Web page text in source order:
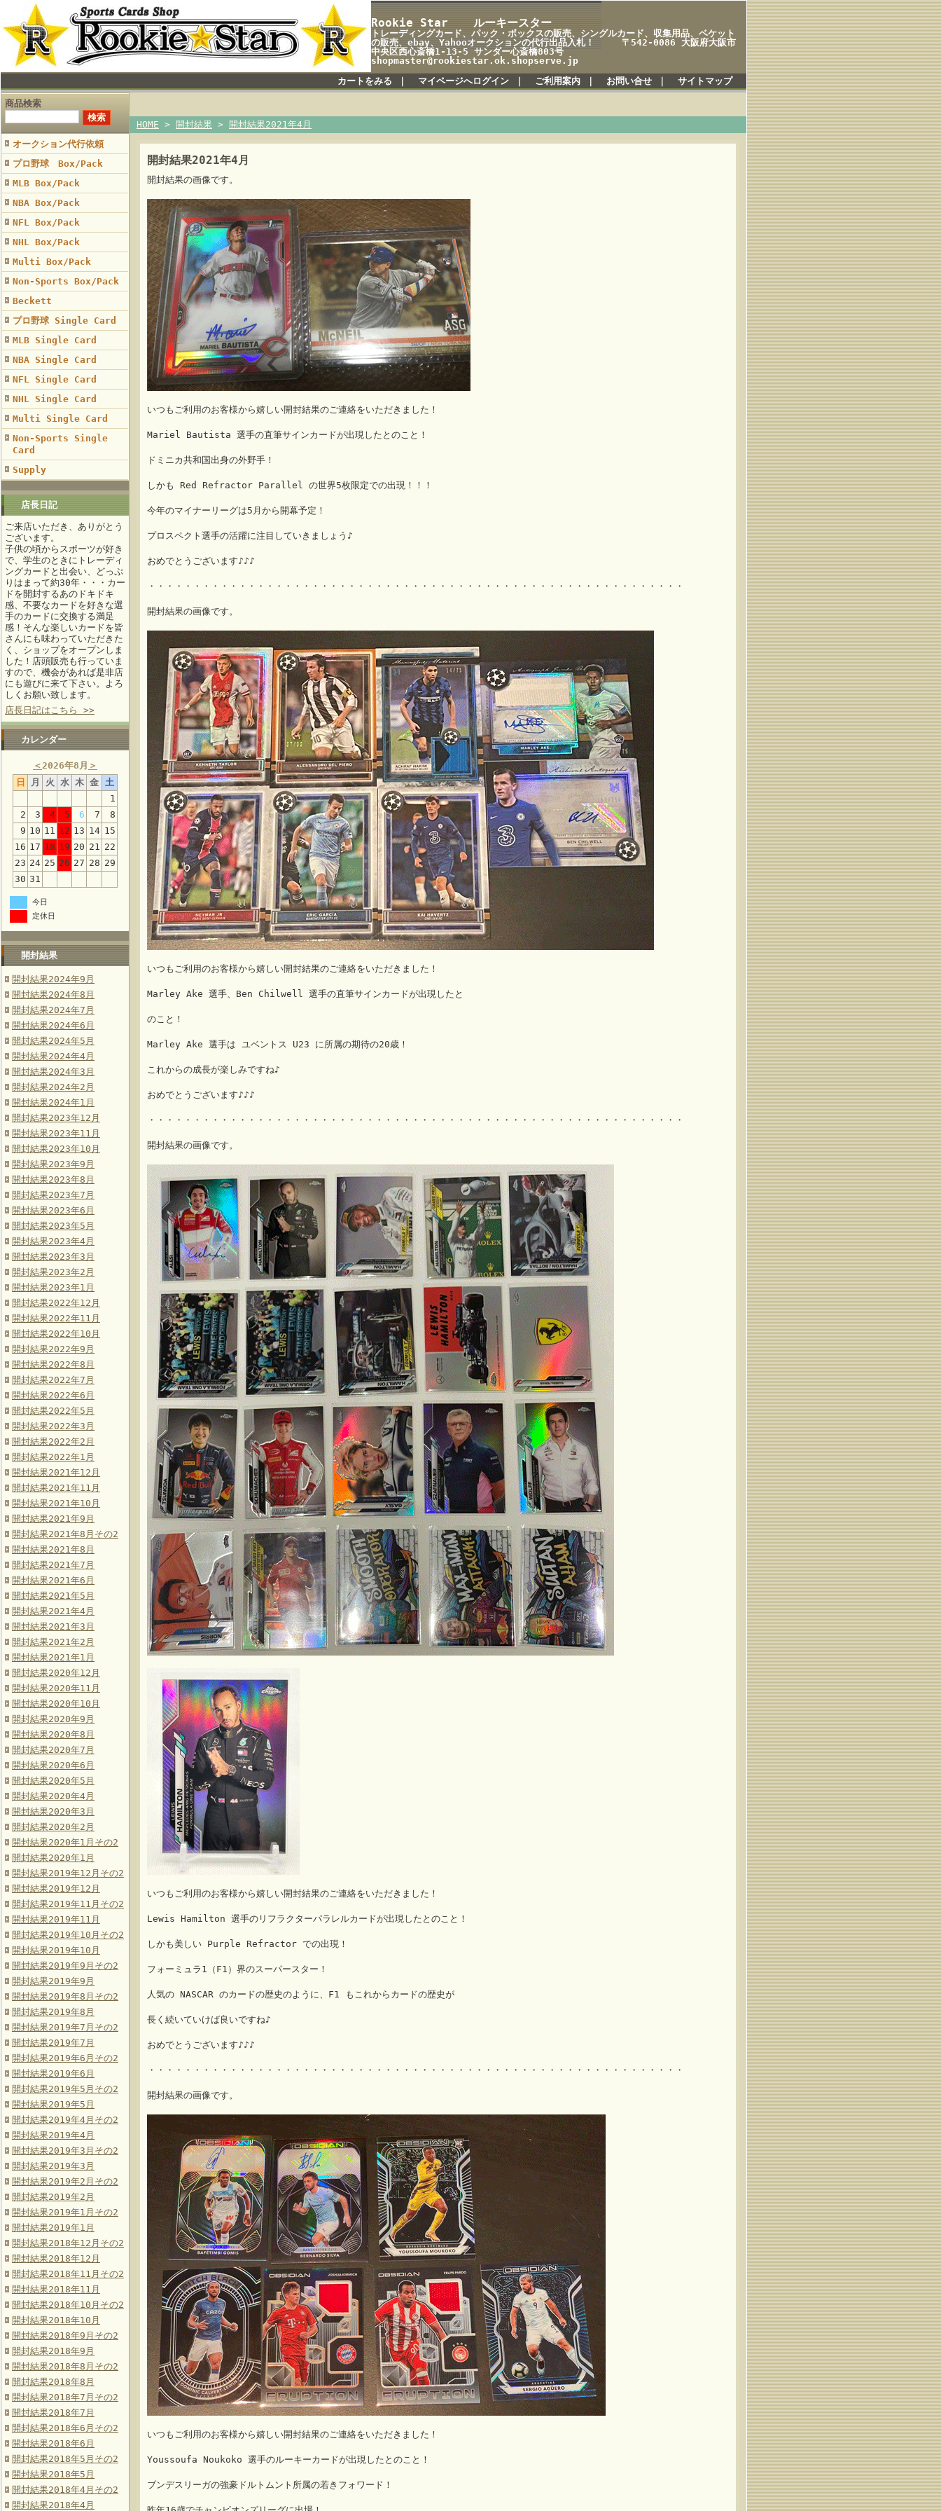
Rookie Star ルーキースター
トレーディングカード、パック・ボックスの販売、シングルカード、収集用品、ベケット
の販売、ebay、Yahooオークションの代行出品入札！ 〒542-0086 大阪府大阪市
中央区西心斎橋1-13-5 サンダー心斎橋803号
shopmaster@rookiestar.ok.shopserve.jp
カートをみる
マイページへログイン ご利用案内 お問い合せ サイトマップ
商品検索
オークション代行依頼
プロ野球 Box/Pack
MLB Box/Pack
NBA Box/Pack
NFL Box/Pack
NHL Box/Pack
Multi Box/Pack
Non-Sports Box/Pack
Beckett
プロ野球 Single Card
MLB Single Card
NBA Single Card
NFL Single Card
NHL Single Card
Multi Single Card
Non-Sports Single
Card
Supply
店長日記
ご来店いただき、ありがとう
ございます。
子供の頃からスポーツが好き
で、学生のときにトレーディ
ングカードと出会い、どっぷ
りはまって約30年・・・カー
ドを開封するあのドキドキ
感、不要なカードを好きな選
手のカードに交換する満足
感！そんな楽しいカードを皆
さんにも味わっていただきた
く、ショップをオープンしま
した！店頭販売も行っていま
すので、機会があれば是非店
にも遊びに来て下さい。よろ
しくお願い致します。
店長日記はこちら >>
カレンダー
＜2026年8月 ＞
日
月 火 水 木 金 土
1
2
3 4 5 6 7
8
9 10 11 12 13 14 15
16 17 18 19 20 21 22
23 24 25 26 27 28 29
30 31
今日
定休日
開封結果
開封結果2024年9月
開封結果2024年8月
開封結果2024年7月
開封結果2024年6月
開封結果2024年5月
開封結果2024年4月
開封結果2024年3月
開封結果2024年2月
開封結果2024年1月
開封結果2023年12月
開封結果2023年11月
開封結果2023年10月
開封結果2023年9月
開封結果2023年8月
開封結果2023年7月
開封結果2023年6月
開封結果2023年5月
開封結果2023年4月
開封結果2023年3月
開封結果2023年2月
開封結果2023年1月
開封結果2022年12月
開封結果2022年11月
開封結果2022年10月
開封結果2022年9月
開封結果2022年8月
開封結果2022年7月
開封結果2022年6月
開封結果2022年5月
開封結果2022年3月
開封結果2022年2月
開封結果2022年1月
開封結果2021年12月
開封結果2021年11月
開封結果2021年10月
開封結果2021年9月
開封結果2021年8月その2
開封結果2021年8月
開封結果2021年7月
開封結果2021年6月
開封結果2021年5月
開封結果2021年4月
開封結果2021年3月
開封結果2021年2月
開封結果2021年1月
開封結果2020年12月
開封結果2020年11月
開封結果2020年10月
開封結果2020年9月
開封結果2020年8月
開封結果2020年7月
開封結果2020年6月
開封結果2020年5月
開封結果2020年4月
開封結果2020年3月
開封結果2020年2月
開封結果2020年1月その2
開封結果2020年1月
開封結果2019年12月その2
開封結果2019年12月
開封結果2019年11月その2
開封結果2019年11月
開封結果2019年10月その2
開封結果2019年10月
開封結果2019年9月その2
開封結果2019年9月
開封結果2019年8月その2
開封結果2019年8月
開封結果2019年7月その2
開封結果2019年7月
開封結果2019年6月その2
開封結果2019年6月
開封結果2019年5月その2
開封結果2019年5月
開封結果2019年4月その2
開封結果2019年4月
開封結果2019年3月その2
開封結果2019年3月
開封結果2019年2月その2
開封結果2019年2月
開封結果2019年1月その2
開封結果2019年1月
開封結果2018年12月その2
開封結果2018年12月
開封結果2018年11月その2
開封結果2018年11月
開封結果2018年10月その2
開封結果2018年10月
開封結果2018年9月その2
開封結果2018年9月
開封結果2018年8月その2
開封結果2018年8月
開封結果2018年7月その2
開封結果2018年7月
開封結果2018年6月その2
開封結果2018年6月
開封結果2018年5月その2
開封結果2018年5月
開封結果2018年4月その2
開封結果2018年4月
HOME > 開封結果 > 開封結果2021年4月
開封結果2021年4月
開封結果の画像です。
いつもご利用のお客様から嬉しい開封結果のご連絡をいただきました！
Mariel Bautista 選手の直筆サインカードが出現したとのこと！
ドミニカ共和国出身の外野手！
しかも Red Refractor Parallel の世界5枚限定での出現！！！
今年のマイナーリーグは5月から開幕予定！
プロスペクト選手の活躍に注目していきましょう♪
おめでとうございます♪♪♪
・・・・・・・・・・・・・・・・・・・・・・・・・・・・・・・・・・・・・・・・・・・・・・・・・・・・・・・・・・・
開封結果の画像です。
いつもご利用のお客様から嬉しい開封結果のご連絡をいただきました！
Marley Ake 選手、Ben Chilwell 選手の直筆サインカードが出現したと
のこと！
Marley Ake 選手は ユベントス U23 に所属の期待の20歳！
これからの成長が楽しみですね♪
おめでとうございます♪♪♪
・・・・・・・・・・・・・・・・・・・・・・・・・・・・・・・・・・・・・・・・・・・・・・・・・・・・・・・・・・・
開封結果の画像です。
いつもご利用のお客様から嬉しい開封結果のご連絡をいただきました！
Lewis Hamilton 選手のリフラクターパラレルカードが出現したとのこと！
しかも美しい Purple Refractor での出現！
フォーミュラ1（F1）界のスーパースター！
人気の NASCAR のカードの歴史のように、F1 もこれからカードの歴史が
長く続いていけば良いですね♪
おめでとうございます♪♪♪
・・・・・・・・・・・・・・・・・・・・・・・・・・・・・・・・・・・・・・・・・・・・・・・・・・・・・・・・・・・
開封結果の画像です。
いつもご利用のお客様から嬉しい開封結果のご連絡をいただきました！
Youssoufa Noukoko 選手のルーキーカードが出現したとのこと！
ブンデスリーガの強豪ドルトムント所属の若きフォワード！